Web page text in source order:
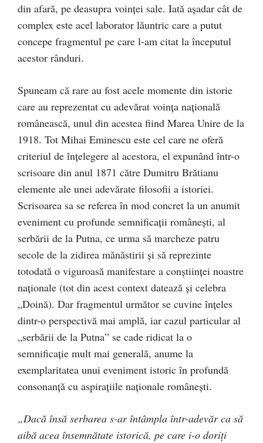
din afară, pe deasupra voinţei sale. Iată aşadar cât de
complex este acel laborator lăuntric care a putut
concepe fragmentul pe care l-am citat la începutul
acestor rânduri.
Spuneam că rare au fost acele momente din istorie
care au reprezentat cu adevărat voinţa naţională
românească, unul din acestea fiind Marea Unire de la
1918. Tot Mihai Eminescu este cel care ne oferă
criteriul de înţelegere al acestora, el expunând într-o
scrisoare din anul 1871 către Dumitru Brătianu
elemente ale unei adevărate filosofii a istoriei.
Scrisoarea sa se referea în mod concret la un anumit
eveniment cu profunde semnificaţii româneşti, al
serbării de la Putna, ce urma să marcheze patru
secole de la zidirea mănăstirii şi să reprezinte
totodată o viguroasă manifestare a conştiinţei noastre
naţionale (tot din acest context datează şi celebra
„Doină). Dar fragmentul următor se cuvine înţeles
dintr-o perspectivă mai amplă, iar cazul particular al
„serbării de la Putna” se cade ridicat la o
semnificaţie mult mai generală, anume la
exemplaritatea unui eveniment istoric în profundă
consonanţă cu aspiraţiile naţionale româneşti.
„Dacă însă serbarea s-ar întâmpla într-adevăr ca să
aibă acea însemnătate istorică, pe care i-o doriţi